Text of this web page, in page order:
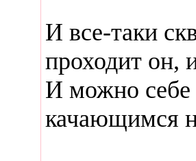
И все-таки
проходит он,
И можно себе
качающимся